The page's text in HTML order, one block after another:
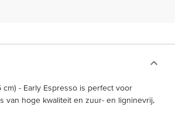
- Early Espresso is perfect voor
van hoge kwaliteit en zuur- en ligninevrij,